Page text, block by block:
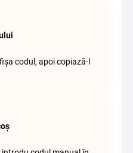
codul, apoi copiază-l